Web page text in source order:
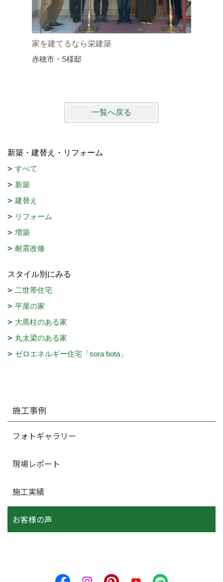
家を建てるなら栄建築
赤穂市・S様邸
一覧へ戻る
新築・建替え・リフォーム
すべて
新築
建替え
リフォーム
増築
耐震改修
スタイル別にみる
二世帯住宅
平屋の家
大黒柱のある家
丸太梁のある家
ゼロエネルギー住宅「sora bota」
施工事例
フォトギャラリー
現場レポート
施工実績
お客様の声